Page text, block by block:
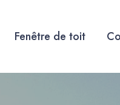
Fenêtre de toit